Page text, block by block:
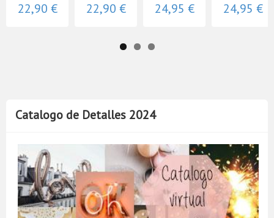
Catalogo de Detalles 2024
22,90 € 22,90 € 24,95 € 24,95 €